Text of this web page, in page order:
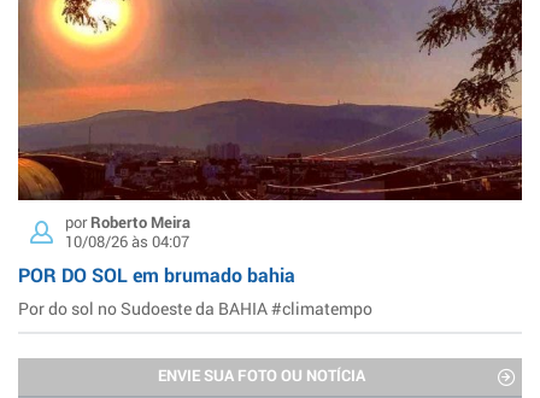
porRoberto Meira
10/08/26 às 04:07
POR DO SOL em brumado bahia
Por do sol no Sudoeste da BAHIA #climatempo
ENVIE SUA FOTO OU NOTÍCIA